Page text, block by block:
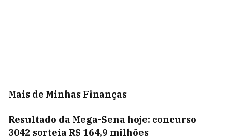
Mais de Minhas Finanças
Resultado da Mega-Sena hoje: concurso
3042 sorteia R$ 164,9 milhões